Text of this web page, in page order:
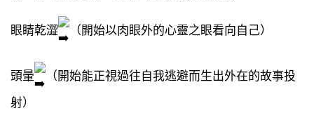
眼睛乾澀 （開始以肉眼外的心靈之眼看向自己）
頭暈
（開始能正視過往自我逃避而生出外在的故事投
射）